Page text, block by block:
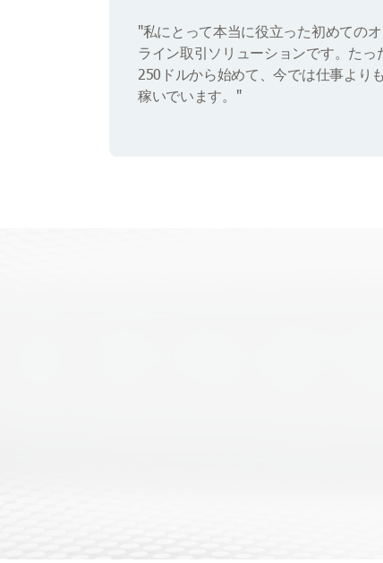
"私にとって本当に役立った初めての
ライン取引ソリューションです。たっ
250ドルから始めて、今では仕事よりも
稼いでいます。"